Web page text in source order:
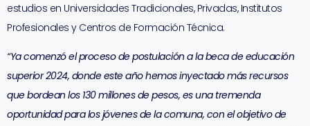
estudios en Universidades Tradicionales, Privadas, Institutos
Profesionales y Centros de Formación Técnica.
“Ya comenzó el proceso de postulación a la beca de educación
superior 2024, donde este año hemos inyectado más recursos
que bordean los 130 millones de pesos, es una tremenda
oportunidad para los jóvenes de la comuna, con el objetivo de